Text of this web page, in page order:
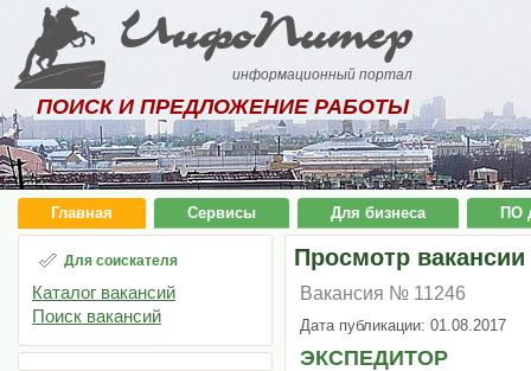
ИнфоПитер
информационный портал
ПОИСК И ПРЕДЛОЖЕНИЕ РАБОТЫ
Главная Сервисы Для бизнеса ПО
Для соискателя
Каталог вакансий
Поиск вакансий
Просмотр вакансии
Вакансия № 11246
Дата публикации: 01.08.2017
ЭКСПЕДИТОР